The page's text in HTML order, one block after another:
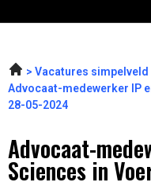
Vacatures simpelveld
Advocaat-medewerker IP
28-05-2024
Advocaat-
Sciences in